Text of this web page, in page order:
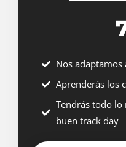
Nos adaptamos
Aprenderás los
Tendrás todo lo
buen track day